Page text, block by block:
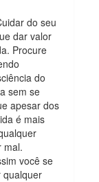
do seu
dar valor
Procure
do
sem se
apesar dos
é mais
mal.
você se
qualquer